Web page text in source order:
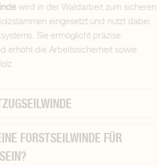
wird in der Waldarbeit zum sicheren
eingesetzt und nutzt dabei
Sie ermöglicht präzise
erhöht die Arbeitssicherheit sowie
FORSTSEILWINDE FÜR